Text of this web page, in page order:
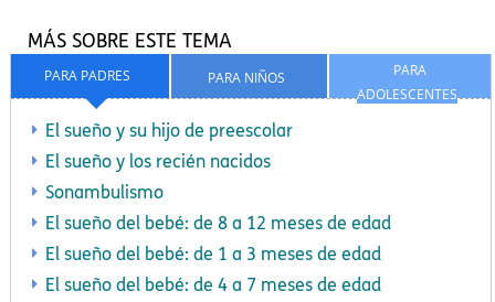
PARA
ADOLESCENTES
PARA NIÑOS
PARA PADRES
MÁS SOBRE ESTE TEMA
El sueño y su hijo de preescolar
El sueño y los recién nacidos
Sonambulismo
El sueño del bebé: de 8 a 12 meses de edad
El sueño del bebé: de 1 a 3 meses de edad
El sueño del bebé: de 4 a 7 meses de edad